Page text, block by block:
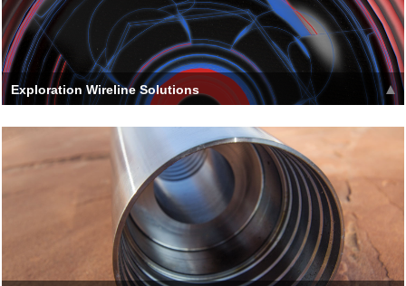
Exploration Wireline Solutions
several challenges when retriev Leer más >>